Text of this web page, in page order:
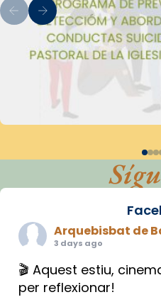
Arquebisbat de
3 days ago
🎬 Aquest estiu,
per reflexionar!